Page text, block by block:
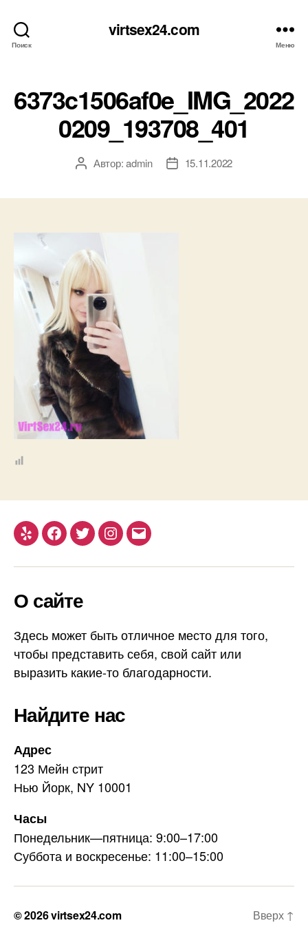
Поиск
virtsex24.com
Меню
6373c1506af0e_IMG_2022
0209_193708_401
АвторАвтор:admin
Дата15.11.2022
Yelp Facebook
TwitterInstagram
Email
О сайте
Здесь может быть отличное место для того,
чтобы представить себя, свой сайт или
выразить какие-то благодарности.
Найдите нас
Адрес
123 Мейн стрит
Нью Йорк, NY 10001
Часы
Понедельник—пятница: 9:00–17:00
Суббота и воскресенье: 11:00–15:00
© 2026virtsex24.com Вверх ↑